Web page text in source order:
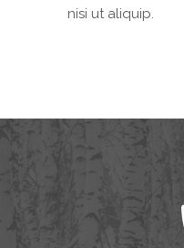
nisi ut aliquip.